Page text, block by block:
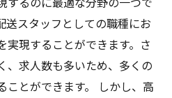
送スタッフとしての職種にお
実現することができます。さ
、求人数も多いため、多くの
ことができます。 しかし、高